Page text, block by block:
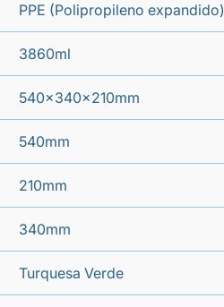
PPE (Polipropileno expandido)
3860ml
540x340x210mm
540mm
210mm
340mm
Turquesa Verde